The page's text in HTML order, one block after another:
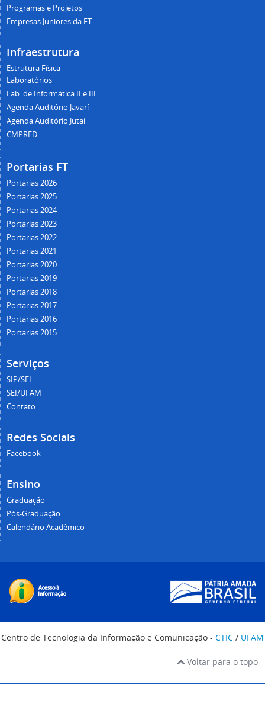
Programas e Projetos
Empresas Juniores da FT
Infraestrutura
Estrutura Física
Laboratórios
Lab. de Informática II e III
Agenda Auditório Javarí
Agenda Auditório Jutaí
CMPRED
Portarias FT
Portarias 2026
Portarias 2025
Portarias 2024
Portarias 2023
Portarias 2022
Portarias 2021
Portarias 2020
Portarias 2019
Portarias 2018
Portarias 2017
Portarias 2016
Portarias 2015
Serviços
SIP/SEI
SEI/UFAM
Contato
Redes Sociais
Facebook
Ensino
Graduação
Pós-Graduação
Calendário Acadêmico
Centro de Tecnologia da Informação e Comunicação - CTIC / UFAM
Voltar para o topo